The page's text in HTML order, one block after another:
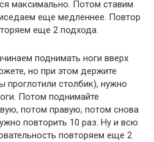
максимально. Потом ставим
еще медленнее. Повтор
еще 2 подхода.
поднимать ноги вверх
но при этом держите
проглотили столбик), нужно
Потом поднимайте
потом правую, потом снова
повторить 10 раз. Ну и всю
повторяем еще 2